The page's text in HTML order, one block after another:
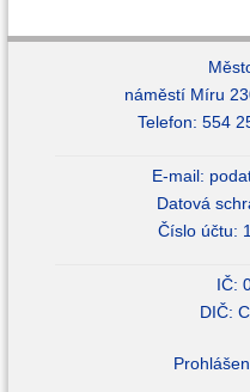
náměstí Míru
Telefon: 554
E-mail:
Datová
Číslo účtu:
IČ:
DIČ: